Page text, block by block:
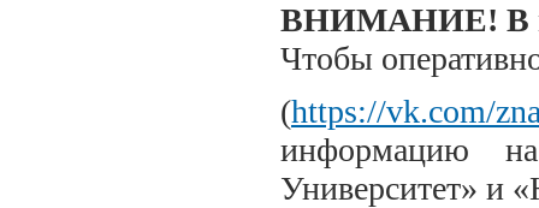
ВНИМАНИЕ! В
Чтобы
(https://vk.com/
информацию
Университет» и